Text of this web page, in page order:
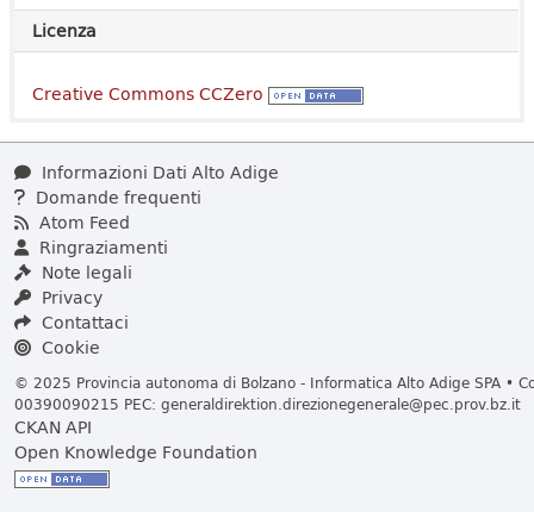
Licenza
Creative Commons CCZero
Informazioni Dati Alto Adige
Domande frequenti
Atom Feed
Ringraziamenti
Note legali
Privacy
Contattaci
Cookie
© 2025 Provincia autonoma di Bolzano - Informatica Alto Adige SPA •
00390090215 PEC: generaldirektion.direzionegenerale@pec.prov.bz.it
CKAN API
Open Knowledge Foundation